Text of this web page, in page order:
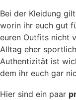
Bei der Kleidung
worin ihr euch gut
euren Outfits nicht
Alltag eher
Authentizität ist
dem ihr euch gar
Hier sind ein paar